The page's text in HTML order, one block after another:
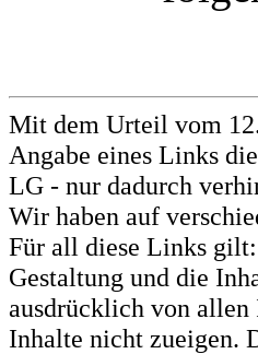
Mit dem Urteil vom
Angabe eines Links
LG - nur dadurch
Wir haben auf
Für all diese Links
Gestaltung und die
ausdrücklich von allen
Inhalte nicht zueigen.